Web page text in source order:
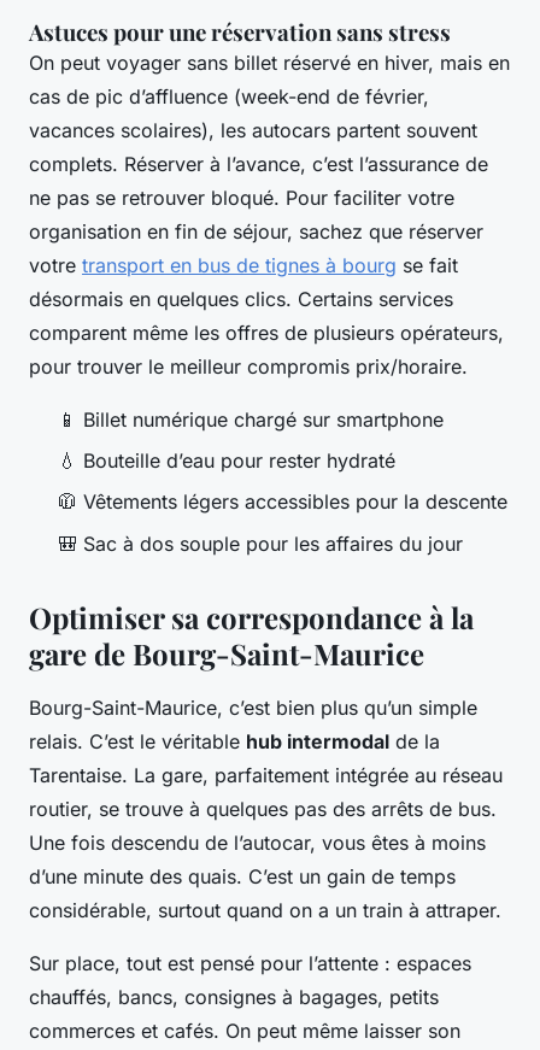
Astuces pour une réservation sans stress
On peut voyager sans billet réservé en hiver, mais en
cas de pic d’affluence (week-end de février,
vacances scolaires), les autocars partent souvent
complets. Réserver à l’avance, c’est l’assurance de
ne pas se retrouver bloqué. Pour faciliter votre
organisation en fin de séjour, sachez que réserver
votre transport en bus de tignes à bourg se fait
désormais en quelques clics. Certains services
comparent même les offres de plusieurs opérateurs,
pour trouver le meilleur compromis prix/horaire.
📱 Billet numérique chargé sur smartphone
💧 Bouteille d’eau pour rester hydraté
🧥 Vêtements légers accessibles pour la descente
🎒 Sac à dos souple pour les affaires du jour
Optimiser sa correspondance à la
gare de Bourg-Saint-Maurice
Bourg-Saint-Maurice, c’est bien plus qu’un simple
relais. C’est le véritable hub intermodal de la
Tarentaise. La gare, parfaitement intégrée au réseau
routier, se trouve à quelques pas des arrêts de bus.
Une fois descendu de l’autocar, vous êtes à moins
d’une minute des quais. C’est un gain de temps
considérable, surtout quand on a un train à attraper.
Sur place, tout est pensé pour l’attente : espaces
chauffés, bancs, consignes à bagages, petits
commerces et cafés. On peut même laisser son